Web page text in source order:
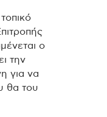
ο
την
για να
θα του